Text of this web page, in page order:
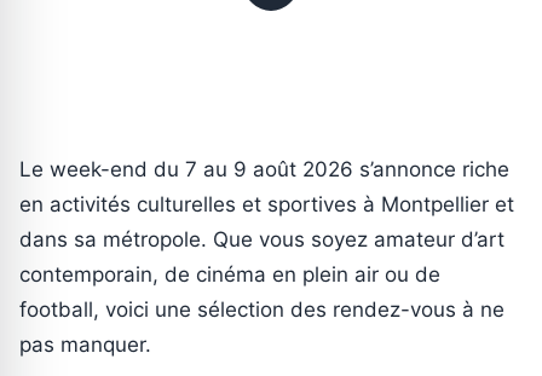
Le week-end du 7 au 9 août 2026 s’annonce riche
en activités culturelles et sportives à Montpellier et
dans sa métropole. Que vous soyez amateur d’art
contemporain, de cinéma en plein air ou de
football, voici une sélection des rendez-vous à ne
pas manquer.